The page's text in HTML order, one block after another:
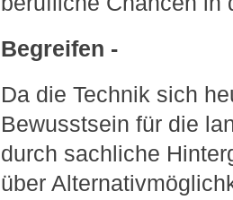
Begreifen -
Da die Technik sich
Bewusstsein für die
durch sachliche
über